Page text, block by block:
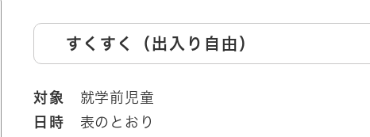
すくすく（出入り自由）
対象
就学前児童
日時 表のとおり